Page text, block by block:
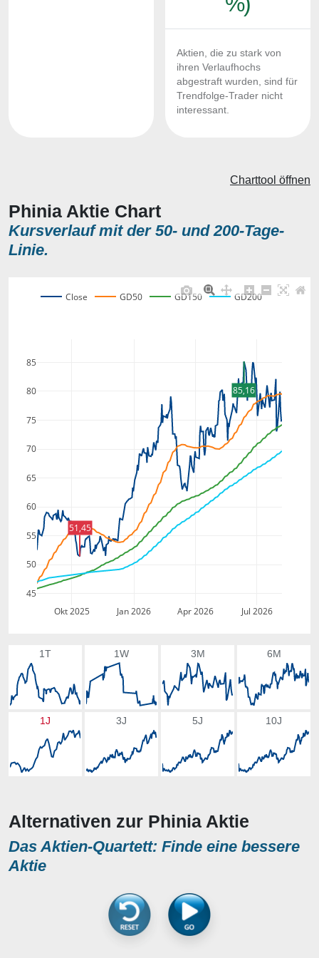
Aktien, die zu stark von
ihren Verlaufhochs
abgestraft wurden, sind für
Trendfolge-Trader nicht
interessant.
Phinia Aktie Chart
Kursverlauf mit der 50- und 200-Tage-
Linie.
Charttool öffnen
Okt 2025 Jan 2026 Apr 2026 Jul 2026
45
50
55
60
65
70
75
80
85
Close GD50 GD150 GD200
85,16
51,45
1T 1W 3M 6M
1J 3J 5J 10J
Alternativen zur Phinia Aktie
Das Aktien-Quartett: Finde eine bessere
Aktie